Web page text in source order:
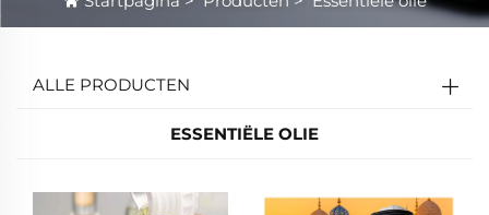
ALLE PRODUCTEN
ESSENTIËLE OLIE